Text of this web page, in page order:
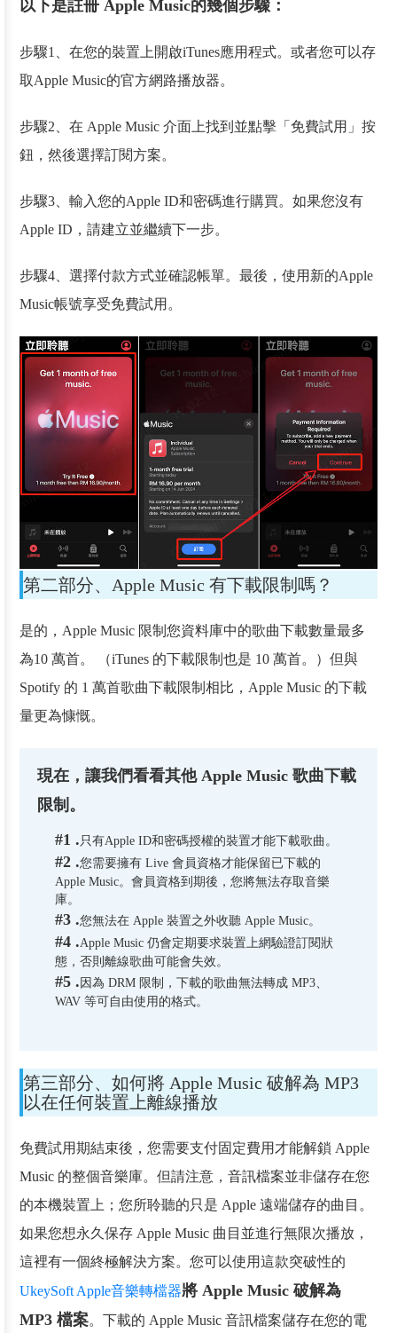
以下是註冊 Apple Music的幾個步驟：
步驟1、在您的裝置上開啟iTunes應用程式。或者您可以存
取Apple Music的官方網路播放器。
步驟2、在 Apple Music 介面上找到並點擊「免費試用」按
鈕，然後選擇訂閱方案。
步驟3、輸入您的Apple ID和密碼進行購買。如果您沒有
Apple ID，請建立並繼續下一步。
步驟4、選擇付款方式並確認帳單。最後，使用新的Apple
Music帳號享受免費試用。
第二部分、Apple Music 有下載限制嗎？
是的，Apple Music 限制您資料庫中的歌曲下載數量最多
為10 萬首。 （iTunes 的下載限制也是 10 萬首。）但與
Spotify 的 1 萬首歌曲下載限制相比，Apple Music 的下載
量更為慷慨。
現在，讓我們看看其他 Apple Music 歌曲下載
限制。
#1 .只有Apple ID和密碼授權的裝置才能下載歌曲。
#2 .您需要擁有 Live 會員資格才能保留已下載的
Apple Music。會員資格到期後，您將無法存取音樂
庫。
#3 .您無法在 Apple 裝置之外收聽 Apple Music。
#4 .Apple Music 仍會定期要求裝置上網驗證訂閱狀
態，否則離線歌曲可能會失效。
#5 . 因為 DRM 限制，下載的歌曲無法轉成 MP3、
WAV 等可自由使用的格式。
第三部分、如何將 Apple Music 破解為 MP3
以在任何裝置上離線播放
免費試用期結束後，您需要支付固定費用才能解鎖 Apple
Music 的整個音樂庫。但請注意，音訊檔案並非儲存在您
的本機裝置上；您所聆聽的只是 Apple 遠端儲存的曲目。
如果您想永久保存 Apple Music 曲目並進行無限次播放，
這裡有一個終極解決方案。您可以使用這款突破性的
UkeySoft Apple音樂轉檔器將 Apple Music 破解為
MP3 檔案。下載的 Apple Music 音訊檔案儲存在您的電